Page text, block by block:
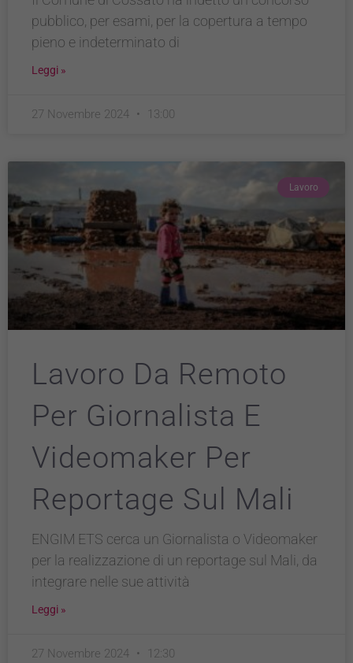
pubblico, per esami, per la copertura a tempo
pieno e indeterminato di
Leggi »
27 Novembre 2024 13:00
Lavoro
Lavoro Da Remoto
Per Giornalista E
Videomaker Per
Reportage Sul Mali
ENGIM ETS cerca un Giornalista o Videomaker
per la realizzazione di un reportage sul Mali, da
integrare nelle sue attività
Leggi »
27 Novembre 2024 12:30